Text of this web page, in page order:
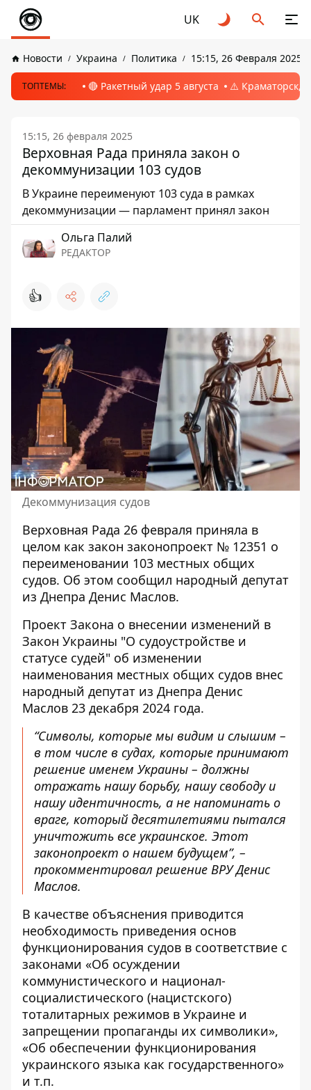
UK
Новости Украина Политика 15:15, 26 Февраля 2025
ТОПТЕМЫ: 🔴 Ракетный удар 5 августа ⚠️ Краматорск,
15:15, 26 февраля 2025
Верховная Рада приняла закон о
декоммунизации 103 судов
В Украине переименуют 103 суда в рамках
декоммунизации — парламент принял закон
Ольга Палий
РЕДАКТОР
👍
Декоммунизация судов
Верховная Рада 26 февраля приняла в
целом как закон законопроект № 12351 о
переименовании 103 местных общих
судов. Об этом сообщил народный депутат
из Днепра Денис Маслов.
Проект Закона о внесении изменений в
Закон Украины "О судоустройстве и
статусе судей" об изменении
наименования местных общих судов внес
народный депутат из Днепра Денис
Маслов 23 декабря 2024 года.
“Символы, которые мы видим и слышим –
в том числе в судах, которые принимают
решение именем Украины – должны
отражать нашу борьбу, нашу свободу и
нашу идентичность, а не напоминать о
враге, который десятилетиями пытался
уничтожить все украинское. Этот
законопроект о нашем будущем”, –
прокомментировал решение ВРУ Денис
Маслов.
В качестве объяснения приводится
необходимость приведения основ
функционирования судов в соответствие с
законами «Об осуждении
коммунистического и национал-
социалистического (нацистского)
тоталитарных режимов в Украине и
запрещении пропаганды их символики»,
«Об обеспечении функционирования
украинского языка как государственного»
и т.п.